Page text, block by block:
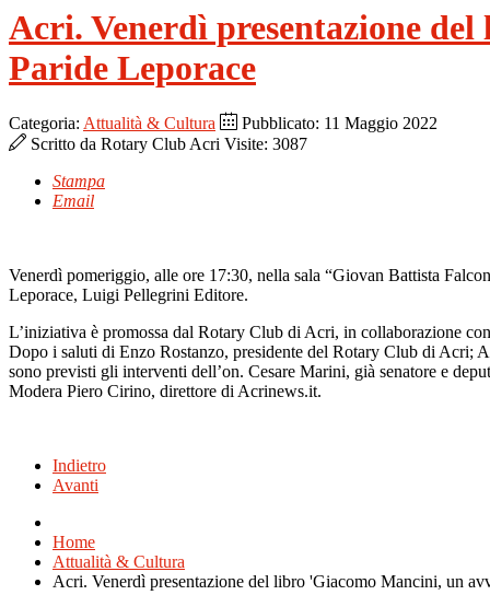
Acri. Venerdì presentazione
Paride Leporace
Categoria: Attualità & Cultura
Pubblicato: 11 Maggio 2022
Scritto da Rotary Club Acri Visite: 3087
Stampa
Email
Venerdì pomeriggio, alle ore 17:30, nella sala “Giovan Battista
Leporace, Luigi Pellegrini Editore.
L’iniziativa è promossa dal Rotary Club di Acri, in collaborazione
Dopo i saluti di Enzo Rostanzo, presidente del Rotary Club di Acri;
sono previsti gli interventi dell’on. Cesare Marini, già senatore e
Modera Piero Cirino, direttore di Acrinews.it.
Indietro
Avanti
Home
Attualità & Cultura
Acri. Venerdì presentazione del libro 'Giacomo Mancini, un